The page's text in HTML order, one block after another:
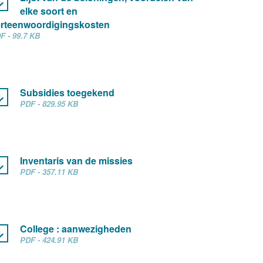
elke soort en
- 99.7 KB
Subsidies toegekend
PDF - 829.95 KB
Inventaris van de missies
PDF - 357.11 KB
College : aanwezigheden
PDF - 424.91 KB